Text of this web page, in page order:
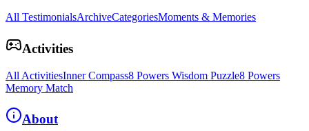
All TestimonialsArchiveCategoriesMoments & Memories
Activities
All ActivitiesInner Compass8 Powers Wisdom Puzzle8 Powers
Memory Match
About